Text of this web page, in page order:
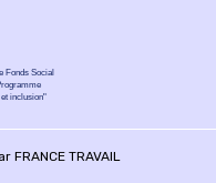
Fonds Social
inclusion"
TRAVAIL